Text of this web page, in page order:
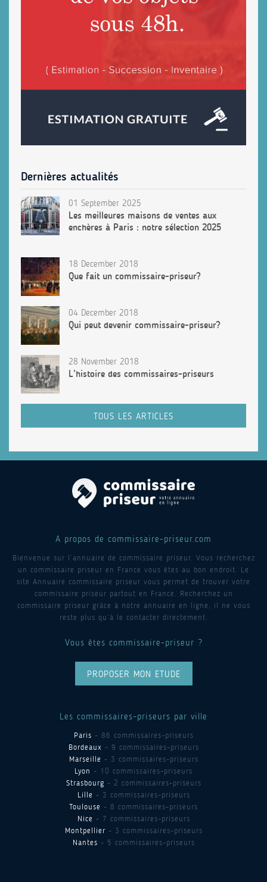
Dernières actualités
01 September 2025
Les meilleures maisons de ventes aux
enchères à Paris : notre sélection 2025
18 December 2018
Que fait un commissaire-priseur?
04 December 2018
Qui peut devenir commissaire-priseur?
28 November 2018
L’histoire des commissaires-priseurs
TOUS LES ARTICLES
A propos de commissaire-priseur.com
Bienvenue sur l’annuaire de commissaire priseur. Vous recherchez
un commissaire priseur en France vous êtes au bon endroit. Le
site Annuaire commissaire priseur vous permet de trouver votre
commissaire priseur partout en France. Recherchez un
commissaire priseur grâce à notre annuaire en ligne, il ne vous
reste plus qu’à le contacter directement.
Vous êtes commissaire-priseur ?
PROPOSER MON ETUDE
Les commissaires-priseurs par ville
Paris - 86 commissaires-priseurs
Bordeaux - 9 commissaires-priseurs
Marseille - 3 commissaires-priseurs
Lyon - 10 commissaires-priseurs
Strasbourg - 2 commissaires-priseurs
Lille - 3 commissaires-priseurs
Toulouse - 8 commissaires-priseurs
Nice - 7 commissaires-priseurs
Montpellier - 3 commissaires-priseurs
Nantes - 5 commissaires-priseurs